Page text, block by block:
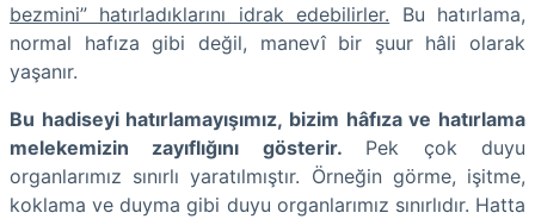
bezmini” hatırladıklarını idrak edebilirler. Bu hatırlama,
normal hafıza gibi değil, manevî bir şuur hâli olarak
yaşanır.
Bu hadiseyi hatırlamayışımız, bizim hâfıza ve hatırlama
melekemizin zayıflığını gösterir. Pek çok duyu
organlarımız sınırlı yaratılmıştır. Örneğin görme, işitme,
koklama ve duyma gibi duyu organlarımız sınırlıdır. Hatta